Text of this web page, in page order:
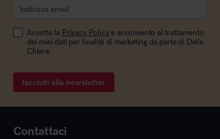
Accetto la Privacy Policy e acconsento al trattamento
dei miei dati per finalità di marketing da parte di Della
Chiara.
Iscriviti alla newsletter
Contattaci